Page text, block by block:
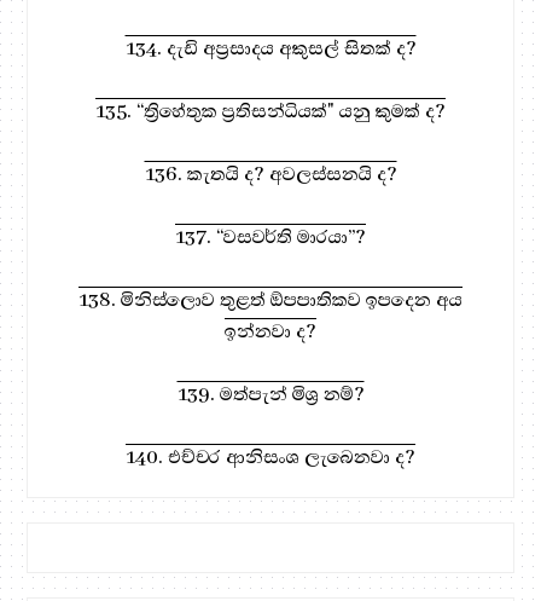
134. දැඩි අප්‍රසාදය අකුසල් සිතක් ද?
135. “ත්‍රිහේතුක ප්‍රතිසන්ධියක්" යනු කුමක් ද?
136. කැතයි ද? අවලස්සනයි ද?
137. “වසවර්ති මාරයා”?
138. මිනිස්ලොව තුළත් ඕපපාතිකව ඉපදෙන අය
ඉන්නවා ද?
139. මත්පැන් මිශ්‍ර නම්?
140. එච්චර ආනිසංශ ලැබෙනවා ද?